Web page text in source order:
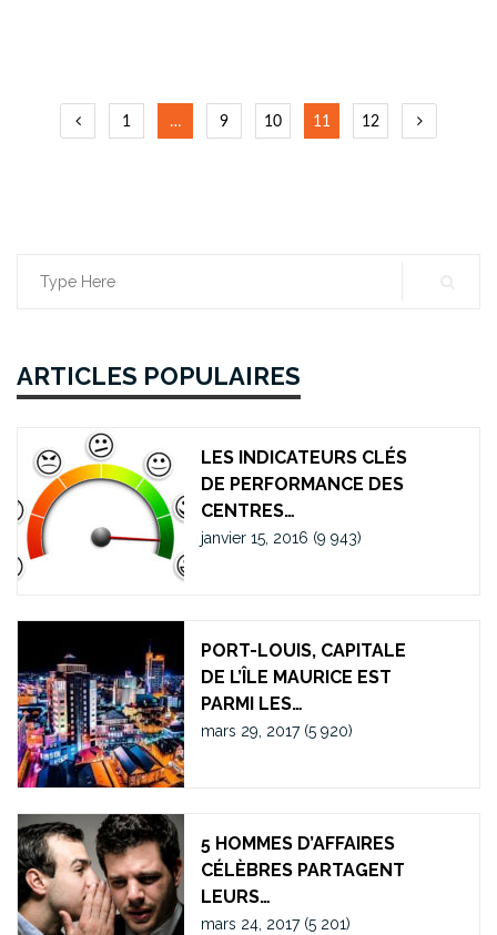
Navigation
1 … 9 10 11 12
Search
ARTICLES POPULAIRES
LES INDICATEURS CLÉS
DE PERFORMANCE DES
CENTRES…
janvier 15, 2016 (9 943)
PORT-LOUIS, CAPITALE
DE L’ÎLE MAURICE EST
PARMI LES…
mars 29, 2017 (5 920)
5 HOMMES D’AFFAIRES
CÉLÈBRES PARTAGENT
LEURS…
mars 24, 2017 (5 201)